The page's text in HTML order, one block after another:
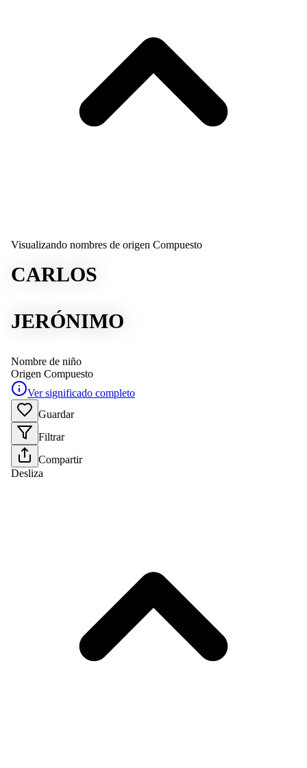
Visualizando nombres de origen Compuesto
CARLOS
JERÓNIMO
Nombre de niño
Origen Compuesto
Ver significado completo
Guardar
Filtrar
Compartir
Desliza